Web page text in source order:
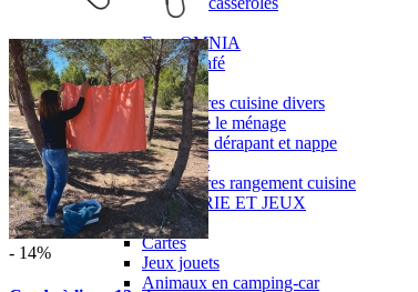
Popotes
Four OMNIA
Thé ou café
Verres
Accessoires cuisine divers
Pour faire le ménage
Tapis anti dérapant et nappe
Poubelles
Accessoires rangement cuisine
LIBRAIRIE ET JEUX
Guides
Cartes
Jeux jouets
Animaux en camping-car
- 14%